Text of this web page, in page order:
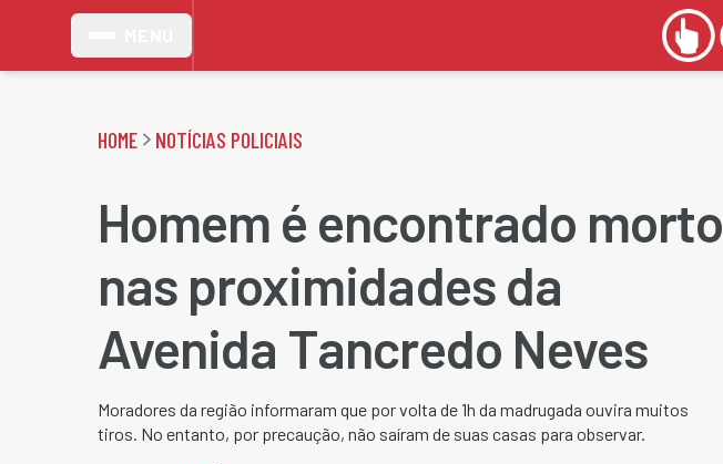
HOME NOTÍCIAS POLICIAIS
Homem é encontrado morto
nas proximidades da
Avenida Tancredo Neves
Moradores da região informaram que por volta de 1h da madrugada ouvira muitos
tiros. No entanto, por precaução, não saíram de suas casas para observar.